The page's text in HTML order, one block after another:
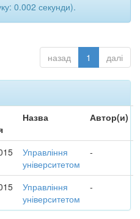
0.002 секунди).
назад 1 далі
Назва Автор(и)
Управління
університетом
-
Управління
університетом
-